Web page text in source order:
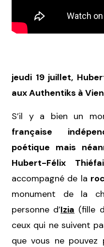
jeudi 19 juillet,
aux Authentiks à
S’il y a bien un
française
poétique mais
Hubert-Félix
accompagné de la
monument de la
personne d’Izia (fille
ceux qui ne suivent
que vous ne